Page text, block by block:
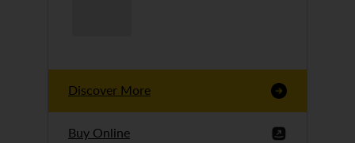
Discover More
Buy Online